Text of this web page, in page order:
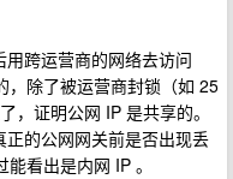
跨运营商的网络去访问
，除了被运营商封锁（如 25
，证明公网 IP 是共享的。
的公网网关前是否出现丢
看出是内网 IP 。